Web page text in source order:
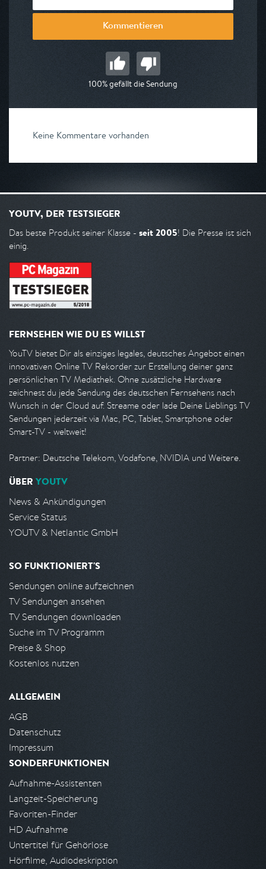
Kommentieren
100% gefällt die Sendung
Keine Kommentare vorhanden
YOUTV, DER TESTSIEGER
Das beste Produkt seiner Klasse - seit 2005! Die Presse ist sich
einig.
FERNSEHEN WIE DU ES WILLST
YouTV bietet Dir als einziges legales, deutsches Angebot einen
innovativen Online TV Rekorder zur Erstellung deiner ganz
persönlichen TV Mediathek. Ohne zusätzliche Hardware
zeichnest du jede Sendung des deutschen Fernsehens nach
Wunsch in der Cloud auf. Streame oder lade Deine Lieblings TV
Sendungen jederzeit via Mac, PC, Tablet, Smartphone oder
Smart-TV - weltweit!
Partner: Deutsche Telekom, Vodafone, NVIDIA und Weitere.
ÜBER YOUTV
News & Ankündigungen
Service Status
YOUTV & Netlantic GmbH
SO FUNKTIONIERT'S
Sendungen online aufzeichnen
TV Sendungen ansehen
TV Sendungen downloaden
Suche im TV Programm
Preise & Shop
Kostenlos nutzen
ALLGEMEIN
AGB
Datenschutz
Impressum
SONDERFUNKTIONEN
Aufnahme-Assistenten
Langzeit-Speicherung
Favoriten-Finder
HD Aufnahme
Untertitel für Gehörlose
Hörfilme, Audiodeskription